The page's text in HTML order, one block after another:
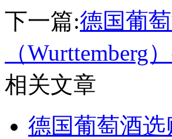
下一篇:德国葡
（Wurttemberg
相关文章
德国葡萄酒选